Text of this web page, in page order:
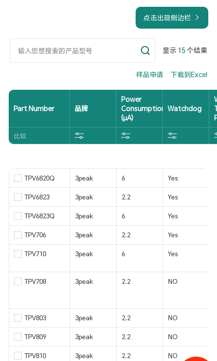
点击出现侧边栏
显示 15 个结果
样品申请 下载到Excel
Part Number 品牌
Power
Consumption
(μA)
Watchdog
比较
TPV6820Q 3peak 6 Yes
TPV6823 3peak 2.2 Yes
TPV6823Q 3peak 6 Yes
TPV706 3peak 2.2 Yes
TPV710 3peak 6 Yes
TPV708 3peak 2.2 NO
TPV803 3peak 2.2 NO
TPV809 3peak 2.2 NO
TPV810 3peak 2.2 NO